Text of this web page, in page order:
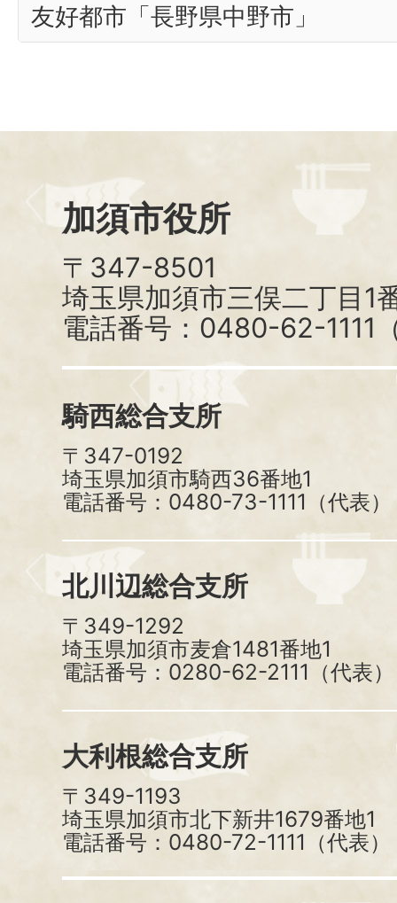
友好都市「長野県中野市」
加須市役所
〒347-8501
埼玉県加須市三俣二丁目1
電話番号：0480-62-1111
騎西総合支所
〒347-0192
埼玉県加須市騎西36番地1
電話番号：0480-73-1111（代表）
北川辺総合支所
〒349-1292
埼玉県加須市麦倉1481番地1
電話番号：0280-62-2111（代表）
大利根総合支所
〒349-1193
埼玉県加須市北下新井1679番地1
電話番号：0480-72-1111（代表）